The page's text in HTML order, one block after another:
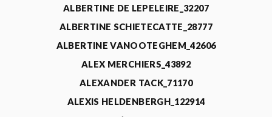
ALBERTINE DE LEPELEIRE_32207
ALBERTINE SCHIETECATTE_28777
ALBERTINE VANOOTEGHEM_42606
ALEX MERCHIERS_43892
ALEXANDER TACK_71170
ALEXIS HELDENBERGH_122914